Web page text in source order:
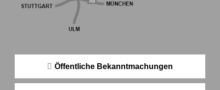
Öffentliche Bekanntmachungen